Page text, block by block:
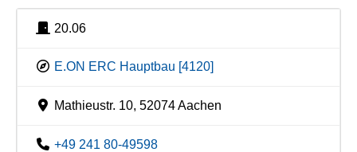
20.06
E.ON ERC Hauptbau [4120]
Mathieustr. 10, 52074 Aachen
+49 241 80-49598